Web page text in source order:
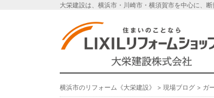
大栄建設は、横浜市・川崎市・横須賀市を中心に、
横浜市のリフォーム
横浜市のリフォーム《大栄建設》 > 現場ブログ > ガ